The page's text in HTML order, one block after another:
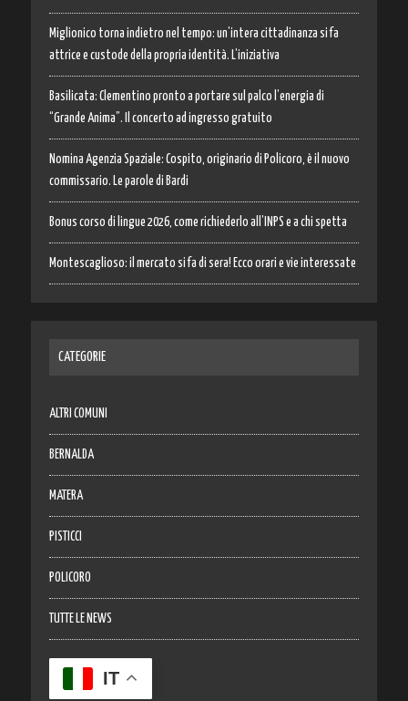
Miglionico torna indietro nel tempo: un’intera cittadinanza si fa
attrice e custode della propria identità. L’iniziativa
Basilicata: Clementino pronto a portare sul palco l’energia di
“Grande Anima”. Il concerto ad ingresso gratuito
Nomina Agenzia Spaziale: Cospito, originario di Policoro, è il nuovo
commissario. Le parole di Bardi
Bonus corso di lingue 2026, come richiederlo all’INPS e a chi spetta
Montescaglioso: il mercato si fa di sera! Ecco orari e vie interessate
CATEGORIE
ALTRI COMUNI
BERNALDA
MATERA
PISTICCI
POLICORO
TUTTE LE NEWS
IT